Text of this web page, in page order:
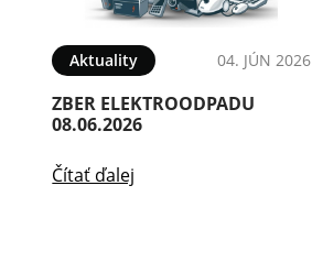
Aktuality 04. JÚN 2026
ZBER ELEKTROODPADU
08.06.2026
Čítať ďalej